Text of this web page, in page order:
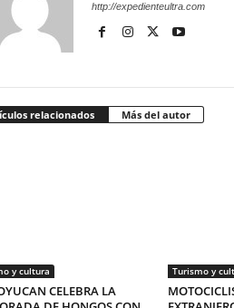
http://expedienteultra.com
relacionados Más del autor
y cultura
CELEBRA LA
Turismo y